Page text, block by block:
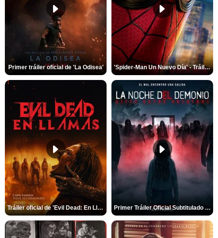
Primer tráiler oficial de 'La Odisea' 'Spider-Man Un Nuevo Día' - Tráiler oficial subtitulado
Tráiler oficial de 'Evil Dead: En Llamas' Primer Tráiler Oficial Subtitulado de 'La Noche Del Demonio: Están Entre Nosotros'